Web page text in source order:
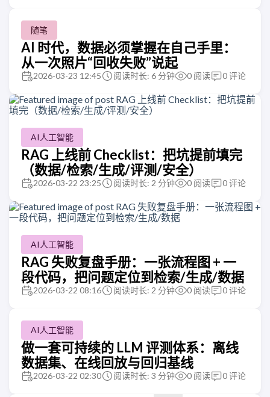
随笔
AI 时代，数据必须掌握在自己手里：
从一次照片“回收失败”说起
2026-03-23 12:45 阅读时长: 6 分钟 0 阅读 0评论
AI人工智能
RAG 上线前 Checklist：把坑提前填完
（数据/检索/生成/评测/安全）
2026-03-22 23:25 阅读时长: 2 分钟 0 阅读 0评论
AI人工智能
RAG 失败复盘手册：一张流程图 + 一
段代码，把问题定位到检索/生成/数据
2026-03-22 08:16 阅读时长: 2 分钟 0 阅读 0评论
AI人工智能
做一套可持续的 LLM 评测体系：离线
数据集、在线回放与回归基线
2026-03-22 02:30 阅读时长: 3 分钟 0 阅读 0评论